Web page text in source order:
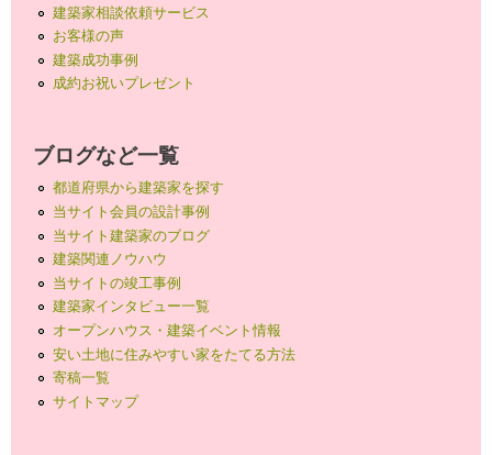
建築家相談依頼サービス
お客様の声
建築成功事例
成約お祝いプレゼント
ブログなど一覧
都道府県から建築家を探す
当サイト会員の設計事例
当サイト建築家のブログ
建築関連ノウハウ
当サイトの竣工事例
建築家インタビュー一覧
オープンハウス・建築イベント情報
安い土地に住みやすい家をたてる方法
寄稿一覧
サイトマップ